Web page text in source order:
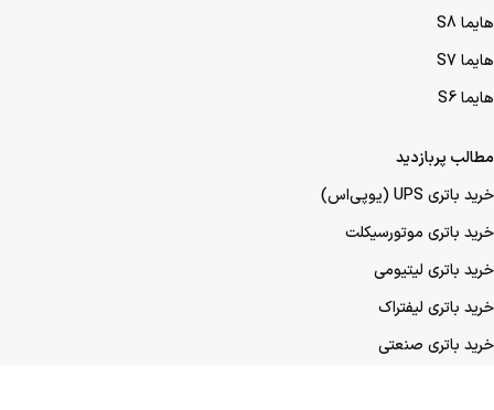
هایما S8
هایما S7
هایما S6
مطالب پربازدید
خرید باتری UPS (یو‌پی‌اس)
خرید باتری موتورسیکلت
خرید باتری لیتیومی
خرید باتری لیفتراک
خرید باتری صنعتی